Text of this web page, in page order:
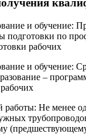
и обучение:
подготовки по
рабочих
и обучение:
–
работы: Не менее